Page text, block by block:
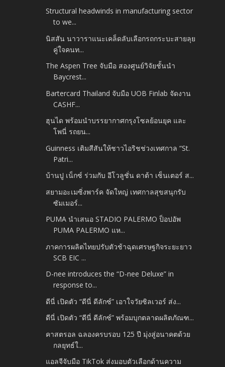
Structural headwinds in manufacturing sector
to we...
นิสสัน นาวาราแนะเคล็ดลับเลือกรถกระบะสายลุย
คู่ใจคนท...
The Aspen Tree จับมือ สองศูนย์วิจัยชั้นนำ
Baycrest...
Bartercard Thailand จับมือ UOB Finlab จัดงาน
CASHF...
ฮุนได พร้อมนำบรรยากาศกรุงโซลย้อนยุค และ
โพนี่ รถยน...
Guinness เติมสีสันให้ชาวไอริชช่วงเทศกาล “St.
Patri...
บ้านปู เน็กซ์ ร่วมกับ อีโวลูชั่น ดาต้า เซ็นเตอร์ ส...
สยามอะเมซิ่งพาร์ค จัดใหญ่ เทศกาลสุขสนุกรับ
ซัมเมอร์...
PUMA นำเสนอ STADIO PALERMO ป็อปอัพ
PUMA PALERMO แห...
ภาคการผลิตไทยปรับตัวช้าฉุดเศรษฐกิจระยะยาว
SCB EIC ...
D-nee introduces the “D-nee Deluxe” in
response to...
ดีนี่ เปิดตัว “ดีนี่ ดีลักซ์” เอาใจวัยซิลเวอร์ ส่ง...
ดีนี่ เปิดตัว “ดีนี่ ดีลักซ์” พร้อมบุกตลาดผลิตภัณฑ...
คาสตรอล ฉลองครบรอบ 125 ปี มุ่งสู่อนาคตด้วย
กลยุทธ์ใ...
แอลจีจับมือ TikTok ส่งมอบตัวเลือกด้านความ